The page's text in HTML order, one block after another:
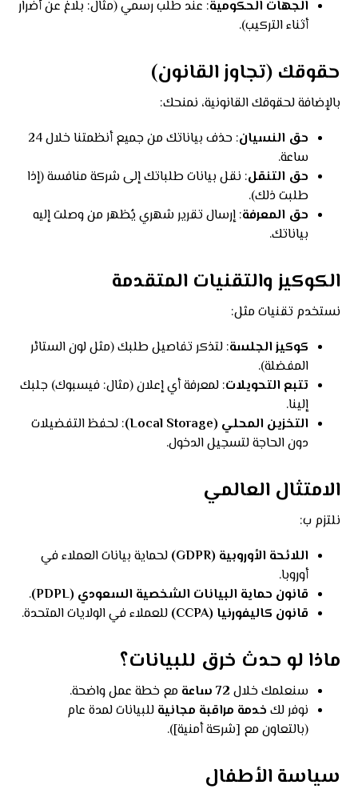
الجهات الحكومية: عند طلب رسمي (مثال: بلاغ عن أضرار
أثناء التركيب).
حقوقك (تجاوز القانون)
بالإضافة لحقوقك القانونية، نمنحك:
حق النسيان
: حذف بياناتك من جميع أنظمتنا خلال 24
ساعة.
حق التنقل: نقل بيانات طلباتك إلى شركة منافسة (إذا
طلبت ذلك).
حق المعرفة: إرسال تقرير شهري يُظهر من وصلت إليه
بياناتك.
الكوكيز والتقنيات المتقدمة
نستخدم تقنيات مثل:
كوكيز الجلسة: لتذكر تفاصيل طلبك (مثل لون الستائر
المفضلة).
تتبع التحويلات: لمعرفة أي إعلان (مثال: فيسبوك) جلبك
إلينا.
التخزين المحلي (Local Storage)
: لحفظ التفضيلات
دون الحاجة لتسجيل الدخول.
الامتثال العالمي
نلتزم ب:
اللائحة الأوروبية (GDPR)
لحماية بيانات العملاء في
أوروبا.
قانون حماية البيانات الشخصية السعودي (PDPL)
.
قانون كاليفورنيا (CCPA)
للعملاء في الولايات المتحدة.
ماذا لو حدث خرق للبيانات؟
سنعلمك خلال 72 ساعة
مع خطة عمل واضحة.
نوفر لك خدمة مراقبة مجانية للبيانات لمدة عام
(بالتعاون مع [شركة أمنية]).
سياسة الأطفال